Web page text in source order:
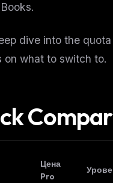
dive into the
on what to switch to.
Цена
Pro